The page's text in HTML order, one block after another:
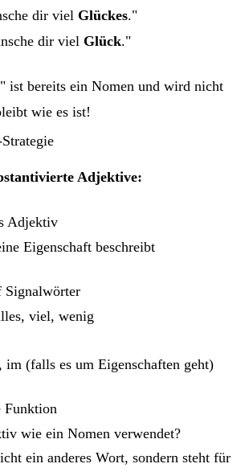
dir viel Glückes."
dir viel Glück."
ist bereits ein Nomen und wird nicht
wie es ist!
Adjektive:
Adjektiv
Eigenschaft beschreibt
Signalwörter
viel, wenig
im (falls es um Eigenschaften geht)
Funktion
wie ein Nomen verwendet?
ein anderes Wort, sondern steht für